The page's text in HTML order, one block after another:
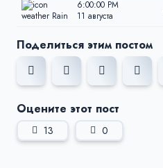
6:00:00 PM
11 августа
Поделиться этим постом
Оцените этот пост
13 0